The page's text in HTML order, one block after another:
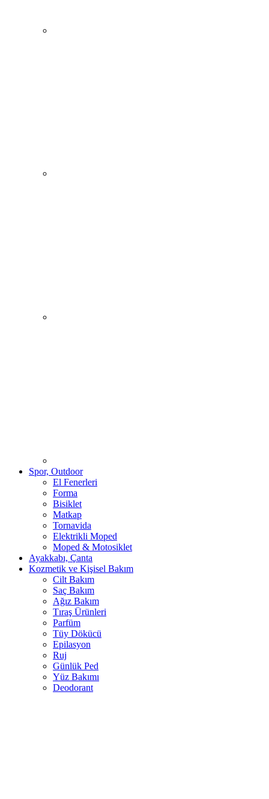
Spor, Outdoor
El Fenerleri
Forma
Bisiklet
Matkap
Tornavida
Elektrikli Moped
Moped & Motosiklet
Ayakkabı, Çanta
Kozmetik ve Kişisel Bakım
Cilt Bakım
Saç Bakım
Ağız Bakım
Tıraş Ürünleri
Parfüm
Tüy Dökücü
Epilasyon
Ruj
Günlük Ped
Yüz Bakımı
Deodorant